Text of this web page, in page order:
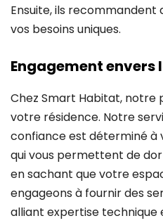
Ensuite, ils recommandent
vos besoins uniques.
Engagement envers
Chez Smart Habitat, notre
votre résidence. Notre
confiance est déterminé à
qui vous permettent de
en sachant que votre
engageons à fournir des
alliant expertise technique